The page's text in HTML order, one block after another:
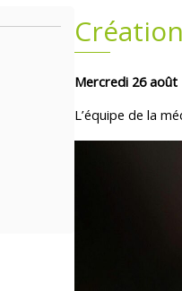
Mercredi 26 août
L’équipe de la